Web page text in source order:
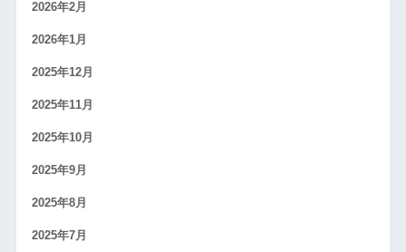
2026年2月
2026年1月
2025年12月
2025年11月
2025年10月
2025年9月
2025年8月
2025年7月